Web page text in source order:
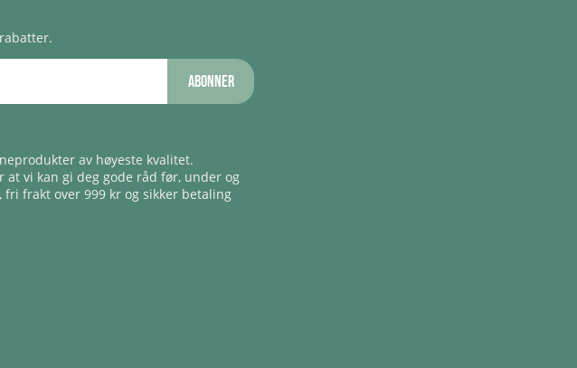
Abonner
av høyeste kvalitet.
vi kan gi deg gode råd før, under og
frakt over 999 kr og sikker betaling